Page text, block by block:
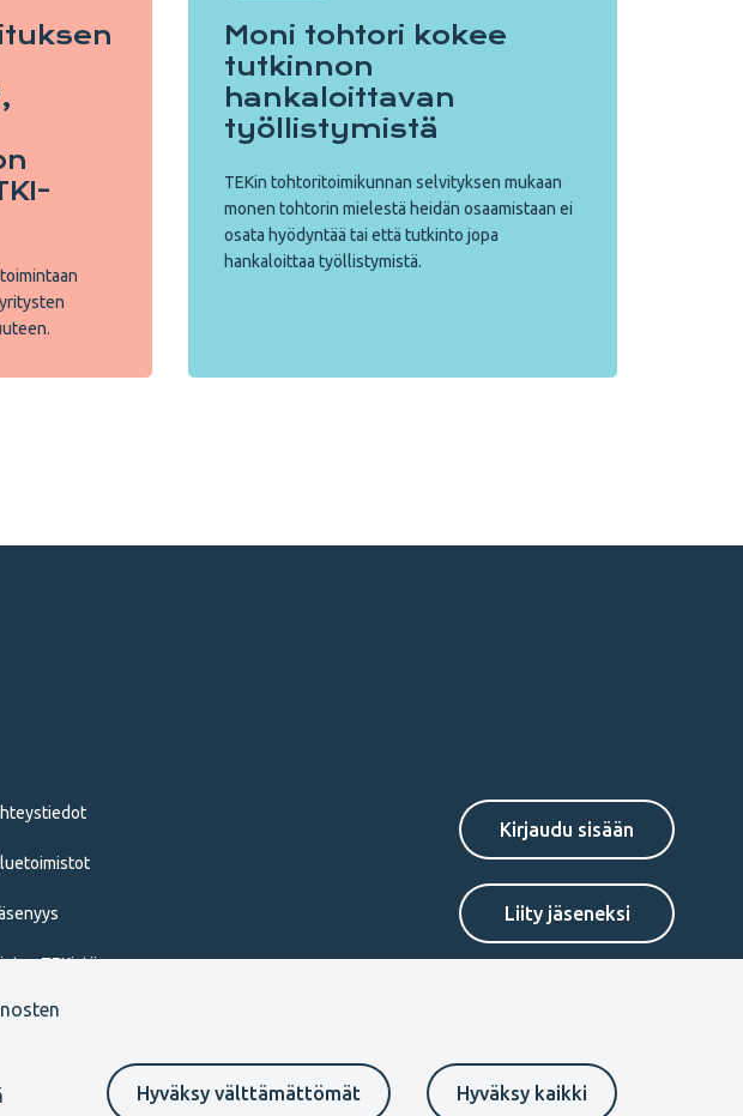
Hyväksy välttämättömät Hyväksy kaikki
Moni tohtori kokee
tutkinnon
hankaloittavan
työllistymistä
TEKin tohtoritoimikunnan selvityksen mukaan
monen tohtorin mielestä heidän osaamistaan ei
osata hyödyntää tai että tutkinto jopa
hankaloittaa työllistymistä.
TEKistä
Secondary
menu
Liity jäseneksi